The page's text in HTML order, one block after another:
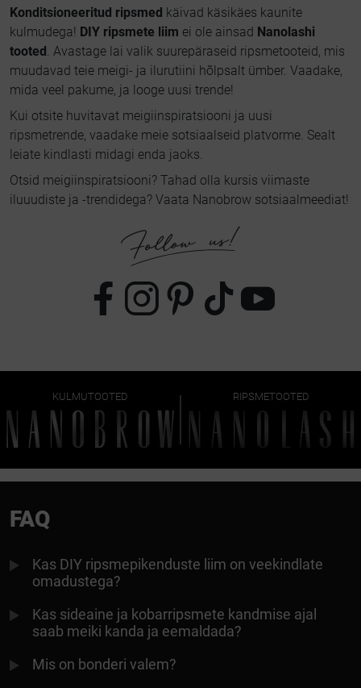
Konditsioneeritud ripsmed käivad käsikäes kaunite
kulmudega! DIY ripsmete liim ei ole ainsad Nanolashi
tooted. Avastage lai valik suurepäraseid ripsmetooteid, mis
muudavad teie meigi- ja ilurutiini hõlpsalt ümber. Vaadake,
mida veel pakume, ja looge uusi trende!
Kui otsite huvitavat meigiinspiratsiooni ja uusi
ripsmetrende, vaadake meie sotsiaalseid platvorme. Sealt
leiate kindlasti midagi enda jaoks.
Otsid meigiinspiratsiooni? Tahad olla kursis viimaste
iluuudiste ja -trendidega? Vaata Nanobrow sotsiaalmeediat!
KULMUTOOTED RIPSMETOOTED
FAQ
Kas DIY ripsmepikenduste liim on veekindlate
omadustega?
Kas sideaine ja kobarripsmete kandmise ajal
saab meiki kanda ja eemaldada?
Mis on bonderi valem?